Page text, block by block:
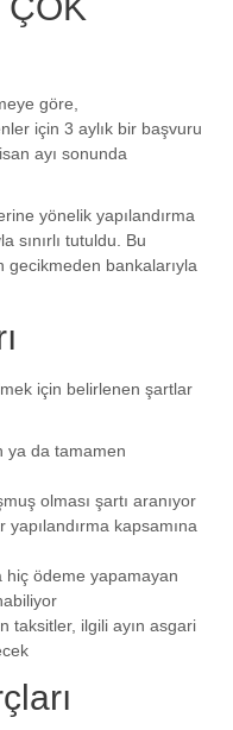
ÇOK
göre,
için 3 aylık bir başvuru
ayı sonunda
yönelik yapılandırma
sınırlı tutuldu. Bu
gecikmeden bankalarıyla
için belirlenen şartlar
ya da tamamen
olması şartı aranıyor
kapsamına
hiç ödeme yapamayan
taksitler, ilgili ayın asgari